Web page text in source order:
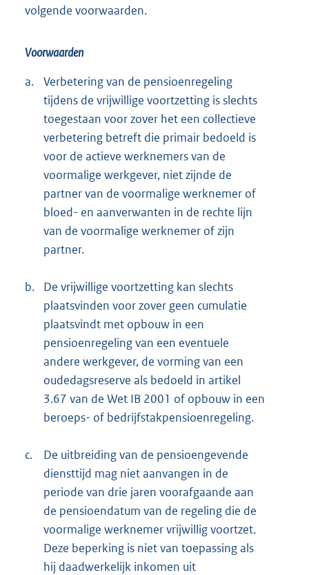
volgende voorwaarden.
Voorwaarden
a.
Verbetering van de pensioenregeling
tijdens de vrijwillige voortzetting is slechts
toegestaan voor zover het een collectieve
verbetering betreft die primair bedoeld is
voor de actieve werknemers van de
voormalige werkgever, niet zijnde de
partner van de voormalige werknemer of
bloed- en aanverwanten in de rechte lijn
van de voormalige werknemer of zijn
partner.
b.
De vrijwillige voortzetting kan slechts
plaatsvinden voor zover geen cumulatie
plaatsvindt met opbouw in een
pensioenregeling van een eventuele
andere werkgever, de vorming van een
oudedagsreserve als bedoeld in artikel
3.67 van de Wet IB 2001 of opbouw in een
beroeps- of bedrijfstakpensioenregeling.
c.
De uitbreiding van de pensioengevende
diensttijd mag niet aanvangen in de
periode van drie jaren voorafgaande aan
de pensioendatum van de regeling die de
voormalige werknemer vrijwillig voortzet.
Deze beperking is niet van toepassing als
hij daadwerkelijk inkomen uit